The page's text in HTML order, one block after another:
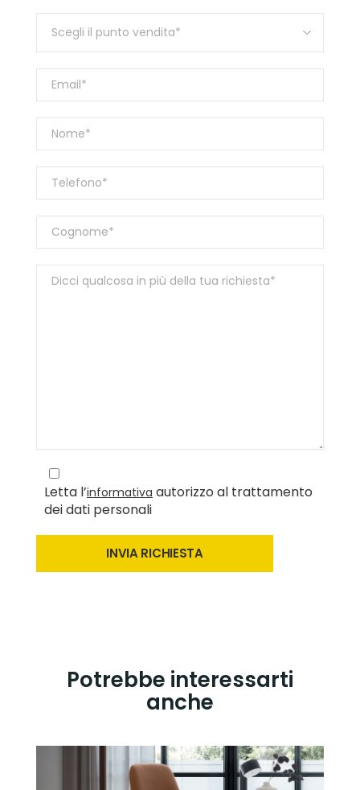
Letta l’informativa autorizzo al trattamento
dei dati personali
Potrebbe interessarti
anche